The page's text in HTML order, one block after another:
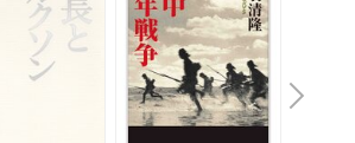
N
e
x
t